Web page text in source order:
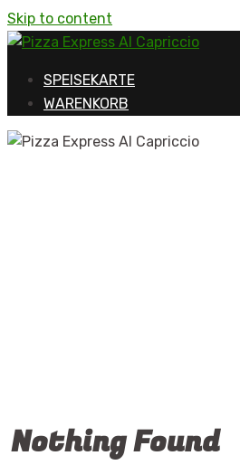
Skip to content
SPEISEKARTE
WARENKORB
Nothing Found